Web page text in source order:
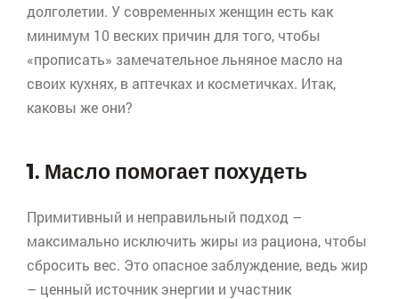
долголетии. У современных женщин есть как
минимум 10 веских причин для того, чтобы
«прописать» замечательное льняное масло на
своих кухнях, в аптечках и косметичках. Итак,
каковы же они?
1. Масло помогает похудеть
Примитивный и неправильный подход –
максимально исключить жиры из рациона, чтобы
сбросить вес. Это опасное заблуждение, ведь жир
– ценный источник энергии и участник